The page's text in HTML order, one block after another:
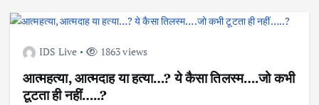
IDS Live 1863 views
आत्महत्या, आत्मदाह या हत्या…? ये कैसा तिलस्म….जो कभी
टूटता ही नहीं…..?